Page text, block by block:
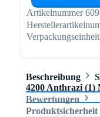
Artikelnummer
Verpackungseinheit
Beschreibung
4200 Anthrazi (1)
Bewertungen
Produktsicherheit